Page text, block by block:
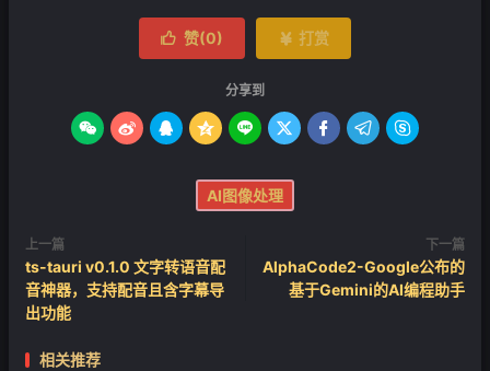
 赞(0)  打赏
分享到
        
AI图像处理
上一篇
ts-tauri v0.1.0 文字转语音配
音神器，支持配音且含字幕导
出功能
下一篇
AlphaCode2-Google公布的
基于Gemini的AI编程助手
相关推荐